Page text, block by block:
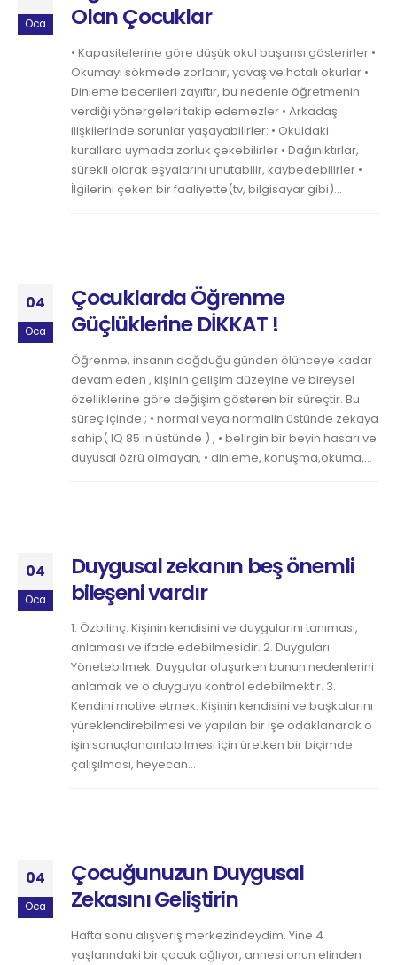
Oca
Olan Çocuklar
• Kapasitelerine göre düşük okul başarısı gösterirler •
Okumayı sökmede zorlanır, yavaş ve hatalı okurlar •
Dinleme becerileri zayıftır, bu nedenle öğretmenin
verdiği yönergeleri takip edemezler • Arkadaş
ilişkilerinde sorunlar yaşayabilirler: • Okuldaki
kurallara uymada zorluk çekebilirler • Dağınıktırlar,
sürekli olarak eşyalarını unutabilir, kaybedebilirler •
İlgilerini çeken bir faaliyette(tv, bilgisayar gibi)...
04
Oca
Çocuklarda Öğrenme
Güçlüklerine DİKKAT !
Öğrenme, insanın doğduğu günden ölünceye kadar
devam eden , kişinin gelişim düzeyine ve bireysel
özelliklerine göre değişim gösteren bir süreçtir. Bu
süreç içinde ; • normal veya normalin üstünde zekaya
sahip( IQ 85 in üstünde ) , • belirgin bir beyin hasarı ve
duyusal özrü olmayan, • dinleme, konuşma,okuma,...
04
Oca
Duygusal zekanın beş önemli
bileşeni vardır
1. Özbilinç: Kişinin kendisini ve duygularını tanıması,
anlaması ve ifade edebilmesidir. 2. Duyguları
Yönetebilmek: Duygular oluşurken bunun nedenlerini
anlamak ve o duyguyu kontrol edebilmektir. 3.
Kendini motive etmek: Kişinin kendisini ve başkalarını
yüreklendirebilmesi ve yapılan bir işe odaklanarak o
işin sonuçlandırılabilmesi için üretken bir biçimde
çalışılması, heyecan...
04
Oca
Çocuğunuzun Duygusal
Zekasını Geliştirin
Hafta sonu alışveriş merkezindeydim. Yine 4
yaşlarındaki bir çocuk ağlıyor, annesi onun elinden